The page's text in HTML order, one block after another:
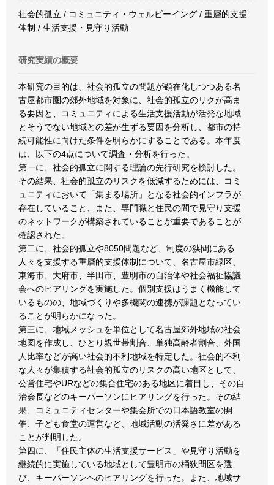
社会的孤立 / コミュニティ・ウェルビーイング / 重層的支援
体制 / 生活支援・見守り活動
研究実績の概要
本研究の目的は、社会的孤立の問題が顕在化しつつある名
古屋都市圏の郊外地域を対象に、社会的孤立のリクが高ま
る要因と、コミュニティによる生活支援活動が活発な地域
とそうでない地域との差が生ずる要因を分析し、都市の持
続可能性に向けた条件を明らかにすることである。本年度
は、以下の4点について調査・分析を行った。
第一に、社会的孤立に関する理論の先行研究を検討した。
その結果、社会的孤立のリスクを低減するためには、コミ
ュニティにおいて「集まる場所」となる社会的インフラが
存在していること、また、専門職と住民の間で見守り支援
のネットワークが構築されていることが重要であることが
確認された。
第二に、社会的孤立や8050問題など、制度の狭間にある
人々を支援する重層的支援体制について、名古屋市緑区、
東海市、大府市、半田市、豊明市の自治体や社会福祉協議
会へのヒアリングを実施した。個別支援はうまく機能して
いるものの、地域づくりや多機関の連携が課題となってい
ることが明らかになった。
第三に、地域メッシュを単位として名古屋郊外地域の社会
地図を作成し、ひとり親世帯割合、単独高齢者割合、外国
人比率などが高い社会的不利地域を特定した。社会的不利
な人々が集積する社会的孤立のリスクの高い地区として、
公営住宅やURなどの集合住宅のある地区に着目し、その自
治会長などのキーパーソンにヒアリングを行った。その結
果、コミュニティセンターや集会所での日本語教室の開
催、子ども食堂の運営など、地域活動の活発さに差がある
ことが判明した。
第四に、「住民主体の生活支援サービス」や見守り活動を
継続的に実施している地域として豊明市の桶狭間区を選
び、キーパーソンへのヒアリングを行った。また、地域サ